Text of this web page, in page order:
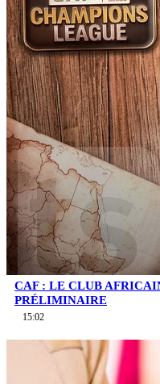
CAF : LE CLUB
PRÉLIMINAIRE
15:02